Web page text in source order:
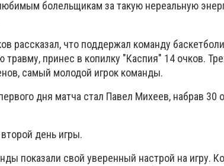
болельщикам за такую нереальную
рассказал, что поддержал команду
травму, принес в копилку "Каспия" 14 очков.
самый молодой игрок команды.
дня матча стал Павел Михеев, набрав 30
день игры.
показали свой уверенный настрой на игру.